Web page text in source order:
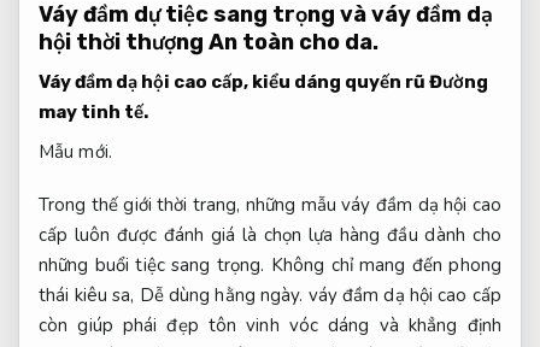
Váy đầm dự tiệc sang trọng và váy đầm dạ
hội thời thượng An toàn cho da.
Váy đầm dạ hội cao cấp, kiểu dáng quyến rũ Đường
may tinh tế.
Mẫu mới.
Trong thế giới thời trang, những mẫu váy đầm dạ hội cao
cấp luôn được đánh giá là chọn lựa hàng đầu dành cho
những buổi tiệc sang trọng. Không chỉ mang đến phong
thái kiêu sa, Dễ dùng hằng ngày. váy đầm dạ hội cao cấp
còn giúp phái đẹp tôn vinh vóc dáng và khẳng định